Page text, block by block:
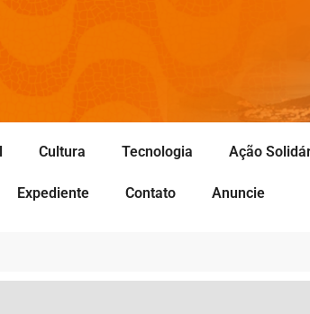
Cultura Tecnologia Ação
Expediente Contato Anuncie